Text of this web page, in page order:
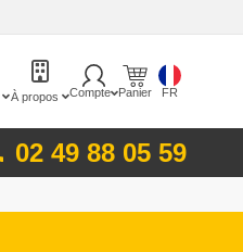
À propos Compte Panier FR
02 49 88 05 59